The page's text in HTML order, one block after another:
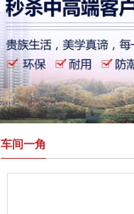
车间一角